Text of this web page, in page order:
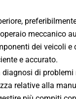
meccanico
dei veicoli e
e accurato.
di problemi
relative alla